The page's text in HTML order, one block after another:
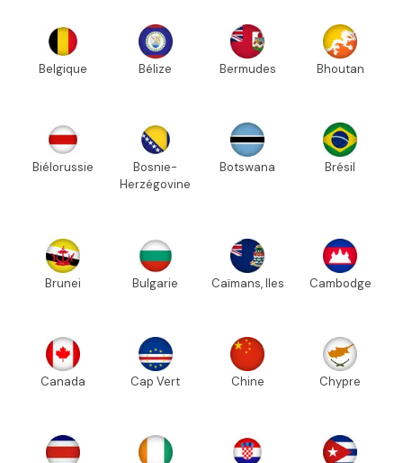
Belgique Bélize Bermudes Bhoutan
Biélorussie
Bosnie-
Herzégovine
Botswana Brésil
Brunei Bulgarie Caïmans, Iles Cambodge
Canada Cap Vert Chine Chypre